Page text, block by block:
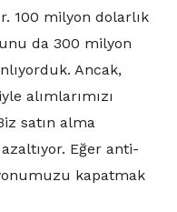
100 milyon dolarlık
da 300 milyon
Ancak,
alımlarımızı
satın alma
Eğer anti-
kapatmak